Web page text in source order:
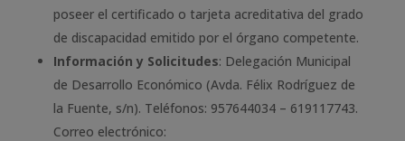
poseer el certificado o tarjeta acreditativa del grado
de discapacidad emitido por el órgano competente.
Información y Solicitudes: Delegación Municipal
de Desarrollo Económico (Avda. Félix Rodríguez de
la Fuente, s/n). Teléfonos: 957644034 – 619117743.
Correo electrónico: